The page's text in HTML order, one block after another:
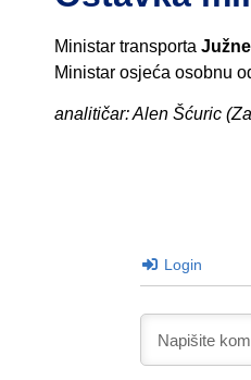
Ministar transporta
Ministar osjeća osobnu
analitičar: Alen Šćuric
Login